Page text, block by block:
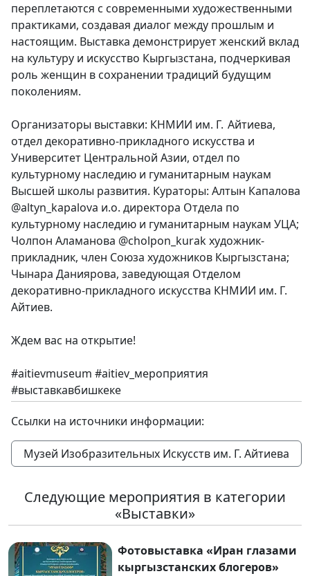
переплетаются с современными художественными
практиками, создавая диалог между прошлым и
настоящим. Выставка демонстрирует женский вклад
на культуру и искусство Кыргызстана, подчеркивая
роль женщин в сохранении традиций будущим
поколениям.
Организаторы выставки: КНМИИ им. Г. Айтиева,
отдел декоративно-прикладного искусства и
Университет Центральной Азии, отдел по
культурному наследию и гуманитарным наукам
Высшей школы развития. Кураторы: Алтын Капалова
@altyn_kapalova и.о. директора Отдела по
культурному наследию и гуманитарным наукам УЦА;
Чолпон Аламанова @cholpon_kurak художник-
прикладник, член Союза художников Кыргызстана;
Чынара Даниярова, заведующая Отделом
декоративно-прикладного искусства КНМИИ им. Г.
Айтиев.
Ждем вас на открытие!
#aitievmuseum #aitiev_мероприятия
#выставкавбишкеке
Ссылки на источники информации:
Музей Изобразительных Искусств им. Г. Айтиева
Следующие мероприятия в категории
«Выставки»
Фотовыставка «Иран глазами
кыргызстанских блогеров»